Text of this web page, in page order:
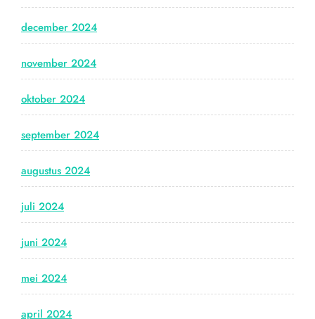
december 2024
november 2024
oktober 2024
september 2024
augustus 2024
juli 2024
juni 2024
mei 2024
april 2024